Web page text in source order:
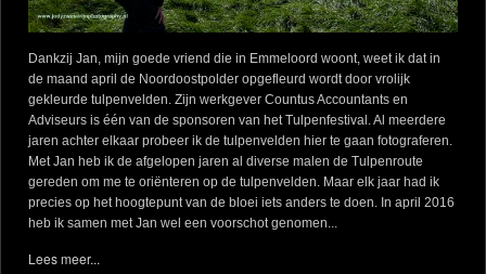
Dankzij Jan, mijn goede vriend die in Emmeloord woont, weet ik dat in
de maand april de Noordoostpolder opgefleurd wordt door vrolijk
gekleurde tulpenvelden. Zijn werkgever Countus Accountants en
Adviseurs is één van de sponsoren van het Tulpenfestival. Al meerdere
jaren achter elkaar probeer ik de tulpenvelden hier te gaan fotograferen.
Met Jan heb ik de afgelopen jaren al diverse malen de Tulpenroute
gereden om me te oriënteren op de tulpenvelden. Maar elk jaar had ik
precies op het hoogtepunt van de bloei iets anders te doen. In april 2016
heb ik samen met Jan wel een voorschot genomen...
Lees meer...